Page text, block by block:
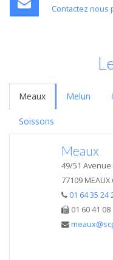
Contactez nous
Meaux Melun
Soissons
Meaux
49/51
77109 MEAUX
01 64 35 24
01 60 41 08